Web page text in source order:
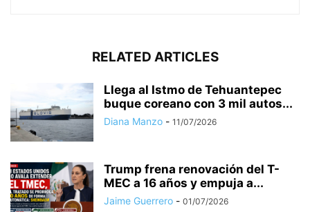
RELATED ARTICLES
Llega al Istmo de Tehuantepec
buque coreano con 3 mil autos...
Diana Manzo - 11/07/2026
Trump frena renovación del T-
MEC a 16 años y empuja a...
Jaime Guerrero - 01/07/2026